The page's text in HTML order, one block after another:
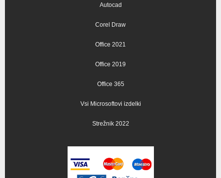
Autocad
Corel Draw
Office 2021
Office 2019
Office 365
Vsi Microsoftovi izdelki
Strežnik 2022